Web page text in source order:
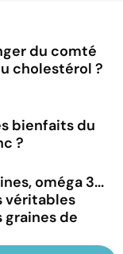
du comté
cholestérol ?
bienfaits du
?
oméga 3...
véritables
de